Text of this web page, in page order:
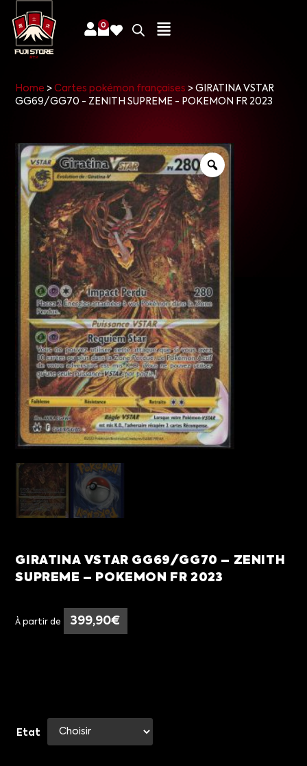
0
Home >Cartes pokémon françaises >GIRATINA VSTAR
GG69/GG70 - ZENITH SUPREME - POKEMON FR 2023
GIRATINA VSTAR GG69/GG70 – ZENITH
SUPREME – POKEMON FR 2023
À partir de 399,90€
Etat